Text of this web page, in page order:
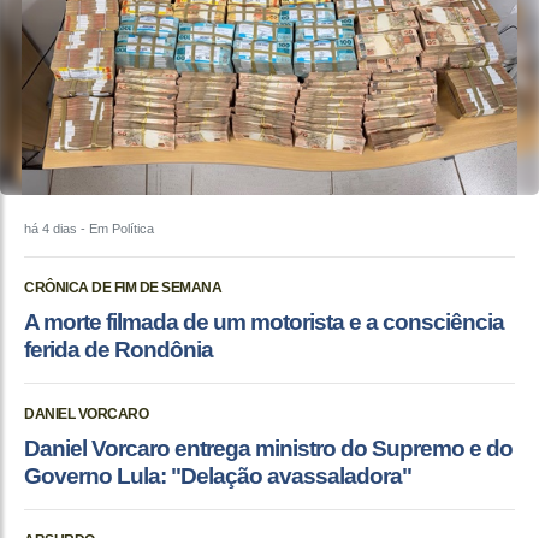
há 4 dias - Em Política
CRÔNICA DE FIM DE SEMANA
A morte filmada de um motorista e a consciência
ferida de Rondônia
DANIEL VORCARO
Daniel Vorcaro entrega ministro do Supremo e do
Governo Lula: "Delação avassaladora"